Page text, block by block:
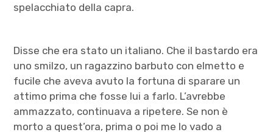
spelacchiato della capra.
Disse che era stato un italiano. Che il bastardo era
uno smilzo, un ragazzino barbuto con elmetto e
fucile che aveva avuto la fortuna di sparare un
attimo prima che fosse lui a farlo. L’avrebbe
ammazzato, continuava a ripetere. Se non è
morto a quest’ora, prima o poi me lo vado a